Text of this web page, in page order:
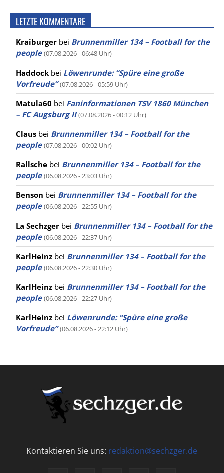
LETZTE KOMMENTARE
Kraiburger bei Brunnenmiller 134 – Football for the
people (07.08.2026 - 06:48 Uhr)
Haddock bei Löwenrunde: “Spüre eine große
Vorfreude” (07.08.2026 - 05:59 Uhr)
Matula60 bei Faninformationen TSV 1860 München
– FC Augsburg II (07.08.2026 - 00:12 Uhr)
Claus bei Brunnenmiller 134 – Football for the
people (07.08.2026 - 00:02 Uhr)
Rallsche bei Brunnenmiller 134 – Football for the
people (06.08.2026 - 23:03 Uhr)
Benson bei Brunnenmiller 134 – Football for the
people (06.08.2026 - 22:55 Uhr)
La Sechzger bei Brunnenmiller 134 – Football for the
people (06.08.2026 - 22:37 Uhr)
KarlHeinz bei Brunnenmiller 134 – Football for the
people (06.08.2026 - 22:30 Uhr)
KarlHeinz bei Brunnenmiller 134 – Football for the
people (06.08.2026 - 22:27 Uhr)
KarlHeinz bei Löwenrunde: “Spüre eine große
Vorfreude” (06.08.2026 - 22:12 Uhr)
Kontaktieren Sie uns: redaktion@sechzger.de